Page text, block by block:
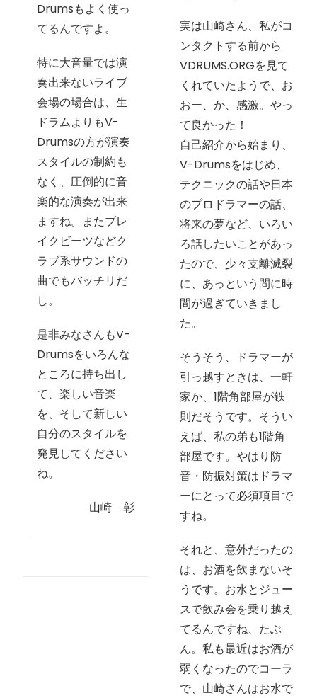
Drumsもよく使っ
てるんですよ。
特に大音量では演
奏出来ないライブ
会場の場合は、生
ドラムよりもV-
Drumsの方が演奏
スタイルの制約も
なく、圧倒的に音
楽的な演奏が出来
ますね。またブレ
イクビーツなどク
ラブ系サウンドの
曲でもバッチリだ
し。
是非みなさんもV-
Drumsをいろんな
ところに持ち出し
て、楽しい音楽
を、そして新しい
自分のスタイルを
発見してください
ね。
山崎 彰
実は山崎さん、私がコ
ンタクトする前から
VDRUMS.ORGを見て
くれていたようで、お
おー、か、感激。やっ
て良かった！
自己紹介から始まり、
V-Drumsをはじめ、
テクニックの話や日本
のプロドラマーの話、
将来の夢など、いろい
ろ話したいことがあっ
たので、少々支離滅裂
に、あっという間に時
間が過ぎていきまし
た。
そうそう、ドラマーが
引っ越すときは、一軒
家か、1階角部屋が鉄
則だそうです。そうい
えば、私の弟も1階角
部屋です。やはり防
音・防振対策はドラマ
ーにとって必須項目で
すね。
それと、意外だったの
は、お酒を飲まないそ
うです。お水とジュー
スで飲み会を乗り越え
てるんですね、たぶ
ん。私も最近はお酒が
弱くなったのでコーラ
で、山崎さんはお水で